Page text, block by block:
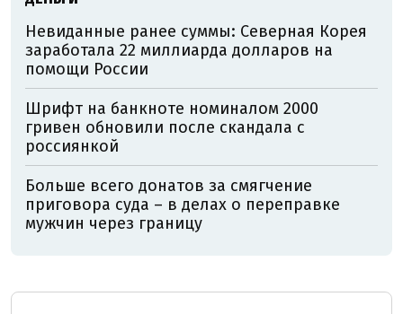
Невиданные ранее суммы: Северная Корея
заработала 22 миллиарда долларов на
помощи России
Шрифт на банкноте номиналом 2000
гривен обновили после скандала с
россиянкой
Больше всего донатов за смягчение
приговора суда – в делах о переправке
мужчин через границу